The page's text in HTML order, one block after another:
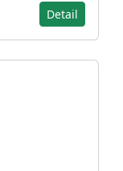
Detail